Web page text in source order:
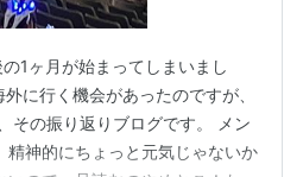
1ヶ月が始まってしまいまし
に行く機会があったのですが、
その振り返りブログです。 メン
神的にちょっと元気じゃないか